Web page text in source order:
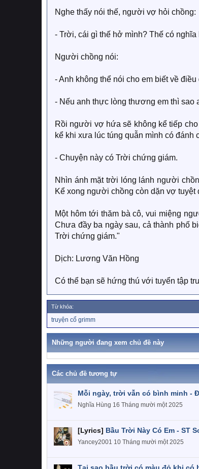
Nghe thấy nói thế, người vợ hỏi chồng:
- Trời, cái gì thế hở mình? Thế có nghĩa
Người chồng nói:
- Anh không thể nói cho em biết về
- Nếu anh thực lòng thương em thì sao
Rồi người vợ hứa sẽ không kể tiếp
kể khi xưa lúc túng quẫn mình có
- Chuyện này có Trời chứng giám.
Nhìn ánh mặt trời lóng lánh người
Kể xong người chồng còn dặn vợ
Một hôm tới thăm bà cô, vui miệng
Chưa đầy ba ngày sau, cả thành phố
Trời chứng giám."
Dịch: Lương Văn Hồng
Có thể bạn sẽ hứng thú với tuyển tập
Từ khóa:
ừ
k
truyện cổ grimm
Những người đang xem chủ đề này
Các chủ đề tương tự
Mỗi ngày, trời vẫn có bình minh -
Nghĩa Hùng 16 Tháng mười một 2025
[Lyrics] Bầu Trời Này Có Em - ST
Yancey2001 10 Tháng mười một 2025